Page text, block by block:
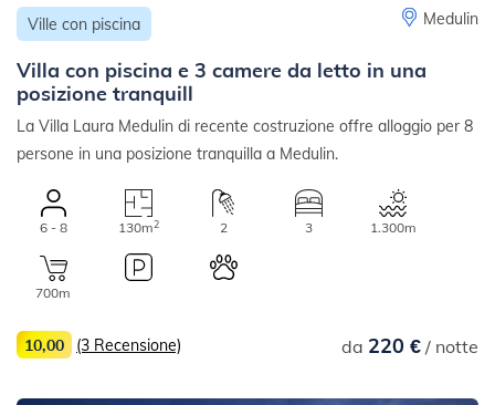
Ville con piscina Medulin
Villa con piscina e 3 camere da letto in una
posizione tranquill
La Villa Laura Medulin di recente costruzione offre alloggio per 8
persone in una posizione tranquilla a Medulin.
6 - 8 130m2 2 3 1.300m
700m
da 220 €/ notte
10,00 (3 Recensione)